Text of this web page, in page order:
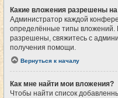
Какие вложения разрешены
Администратор каждой
определённые типы вложений.
разрешены, свяжитесь с
получения помощи.
Вернуться к началу
Как мне найти мои вложения?
Чтобы найти список